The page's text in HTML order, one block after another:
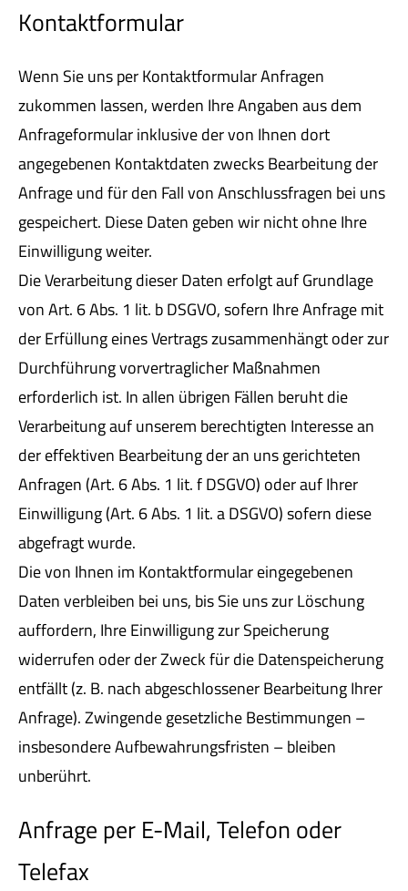
Kontaktformular
Wenn Sie uns per Kontaktformular Anfragen
zukommen lassen, werden Ihre Angaben aus dem
Anfrageformular inklusive der von Ihnen dort
angegebenen Kontaktdaten zwecks Bearbeitung der
Anfrage und für den Fall von Anschlussfragen bei uns
gespeichert. Diese Daten geben wir nicht ohne Ihre
Einwilligung weiter.
Die Verarbeitung dieser Daten erfolgt auf Grundlage
von Art. 6 Abs. 1 lit. b DSGVO, sofern Ihre Anfrage mit
der Erfüllung eines Vertrags zusammenhängt oder zur
Durchführung vorvertraglicher Maßnahmen
erforderlich ist. In allen übrigen Fällen beruht die
Verarbeitung auf unserem berechtigten Interesse an
der effektiven Bearbeitung der an uns gerichteten
Anfragen (Art. 6 Abs. 1 lit. f DSGVO) oder auf Ihrer
Einwilligung (Art. 6 Abs. 1 lit. a DSGVO) sofern diese
abgefragt wurde.
Die von Ihnen im Kontaktformular eingegebenen
Daten verbleiben bei uns, bis Sie uns zur Löschung
auffordern, Ihre Einwilligung zur Speicherung
widerrufen oder der Zweck für die Datenspeicherung
entfällt (z. B. nach abgeschlossener Bearbeitung Ihrer
Anfrage). Zwingende gesetzliche Bestimmungen –
insbesondere Aufbewahrungsfristen – bleiben
unberührt.
Anfrage per E-Mail, Telefon oder
Telefax